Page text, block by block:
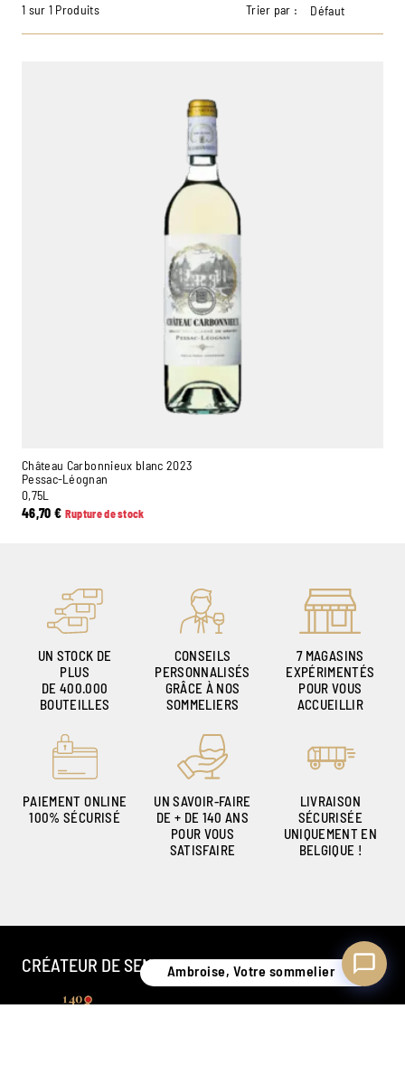
1 sur 1 Produits Trier par : Défaut
Château Carbonnieux blanc 2023
Pessac-Léognan
0,75L
46,70€ Rupture de stock
UN STOCK DE
PLUS
DE 400.000
BOUTEILLES
CONSEILS
PERSONNALISÉS
GRÂCE À NOS
SOMMELIERS
7 MAGASINS
EXPÉRIMENTÉS
POUR VOUS
ACCUEILLIR
PAIEMENT ONLINE
100% SÉCURISÉ
UN SAVOIR-FAIRE
DE + DE 140 ANS
POUR VOUS
SATISFAIRE
LIVRAISON
SÉCURISÉE
UNIQUEMENT EN
BELGIQUE !
CRÉATEUR DE SENSATIONS DEPUIS 1886
Ambroise, Votre sommelier
Ambroise, Votre sommelier